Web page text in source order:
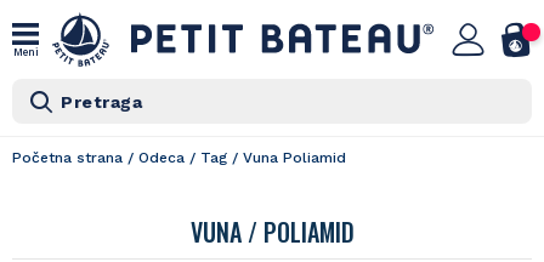
Meni
Pretraga
Početna strana / Odeca / Tag / Vuna Poliamid
VUNA / POLIAMID